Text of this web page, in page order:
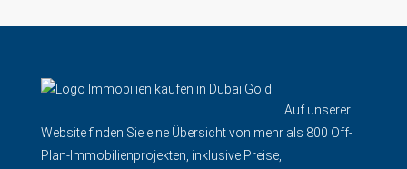
Auf unserer
Website finden Sie eine Übersicht von mehr als 800 Off-
Plan-Immobilienprojekten, inklusive Preise,